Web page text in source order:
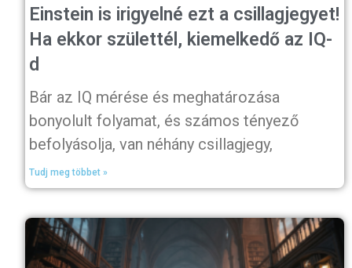
Einstein is irigyelné ezt a csillagjegyet!
Ha ekkor születtél, kiemelkedő az IQ-
d
Bár az IQ mérése és meghatározása
bonyolult folyamat, és számos tényező
befolyásolja, van néhány csillagjegy,
Tudj meg többet »